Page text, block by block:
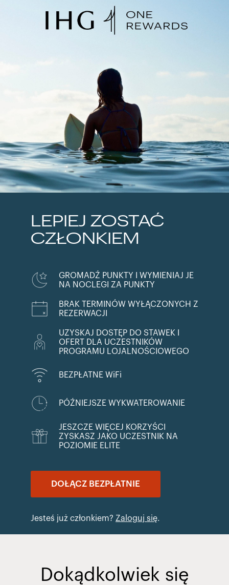
LEPIEJ ZOSTAĆ
CZŁONKIEM
GROMADŹ PUNKTY I WYMIENIAJ JE
NA NOCLEGI ZA PUNKTY
BRAK TERMINÓW WYŁĄCZONYCH Z
REZERWACJI
UZYSKAJ DOSTĘP DO STAWEK I
OFERT DLA UCZESTNIKÓW
PROGRAMU LOJALNOŚCIOWEGO
BEZPŁATNE WiFi
PÓŹNIEJSZE WYKWATEROWANIE
JESZCZE WIĘCEJ KORZYŚCI
ZYSKASZ JAKO UCZESTNIK NA
POZIOMIE ELITE
DOŁĄCZ BEZPŁATNIE
Jesteś już członkiem? Zaloguj się.
Dokądkolwiek się